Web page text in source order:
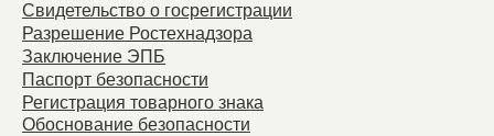
Свидетельство о госрегистрации
Разрешение Ростехнадзора
Заключение ЭПБ
Паспорт безопасности
Регистрация товарного знака
Обоснование безопасности